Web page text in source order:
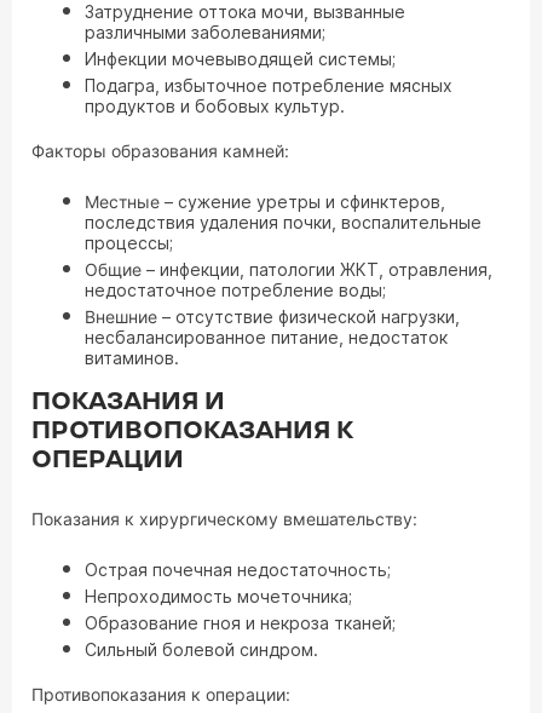
Затруднение оттока мочи, вызванные
различными заболеваниями;
Инфекции мочевыводящей системы;
Подагра, избыточное потребление мясных
продуктов и бобовых культур.
Факторы образования камней:
Местные – сужение уретры и сфинктеров,
последствия удаления почки, воспалительные
процессы;
Общие – инфекции, патологии ЖКТ, отравления,
недостаточное потребление воды;
Внешние – отсутствие физической нагрузки,
несбалансированное питание, недостаток
витаминов.
ПОКАЗАНИЯ И
ПРОТИВОПОКАЗАНИЯ К
ОПЕРАЦИИ
Показания к хирургическому вмешательству:
Острая почечная недостаточность;
Непроходимость мочеточника;
Образование гноя и некроза тканей;
Сильный болевой синдром.
Противопоказания к операции: